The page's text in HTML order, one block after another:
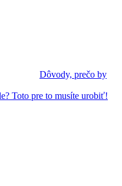
Dôvody, prečo by
Toto pre to musíte urobiť!